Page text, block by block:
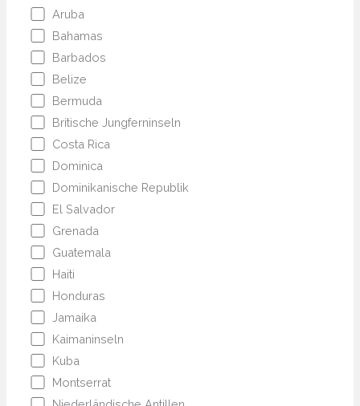
Aruba
Bahamas
Barbados
Belize
Bermuda
Britische Jungferninseln
Costa Rica
Dominica
Dominikanische Republik
El Salvador
Grenada
Guatemala
Haiti
Honduras
Jamaika
Kaimaninseln
Kuba
Montserrat